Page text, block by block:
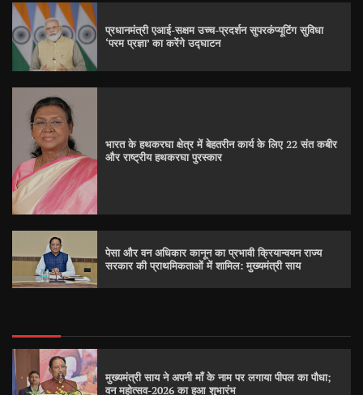
प्रधानमंत्री एआई-सक्षम उच्च-प्रदर्शन सुपरकंप्यूटिंग सुविधा
‘परम प्रज्ञा’ का करेंगे उद्घाटन
भारत के हथकरघा क्षेत्र में बेहतरीन कार्य के लिए 22 संत कबीर
और राष्ट्रीय हथकरघा पुरस्कार
पेसा और वन अधिकार कानून का प्रभावी क्रियान्वयन राज्य
सरकार की प्राथमिकताओं में शामिल: मुख्यमंत्री साय
मुख्यमंत्री साय ने अपनी माँ के नाम पर लगाया पीपल का पौधा;
वन महोत्सव-2026 का हुआ शुभारंभ